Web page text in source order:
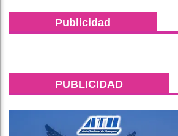
Publicidad
PUBLICIDAD